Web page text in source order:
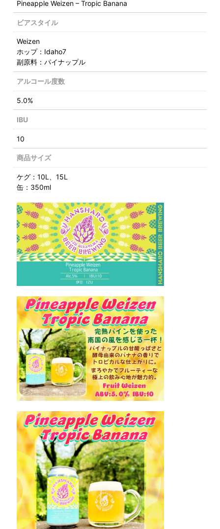
Pineapple Weizen – Tropic Banana
ビアスタイル
Weizen
ホップ：Idaho7
副原料：パイナップル
アルコール度数
5.0%
IBU
10
商品サイズ
ケグ：10L、15L
缶：350ml